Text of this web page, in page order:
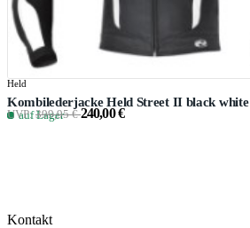
Held
Kombilederjacke Held Street II black white
auf Lager
UVP:399,95 € 240,00 €
Kontakt